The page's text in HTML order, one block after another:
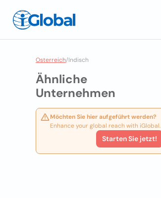
Osterreich/Indisch
Ähnliche
Unternehmen
Möchten Sie hier aufgeführt werden?
Enhance your global reach with iGlobal.
Starten Sie jetzt!